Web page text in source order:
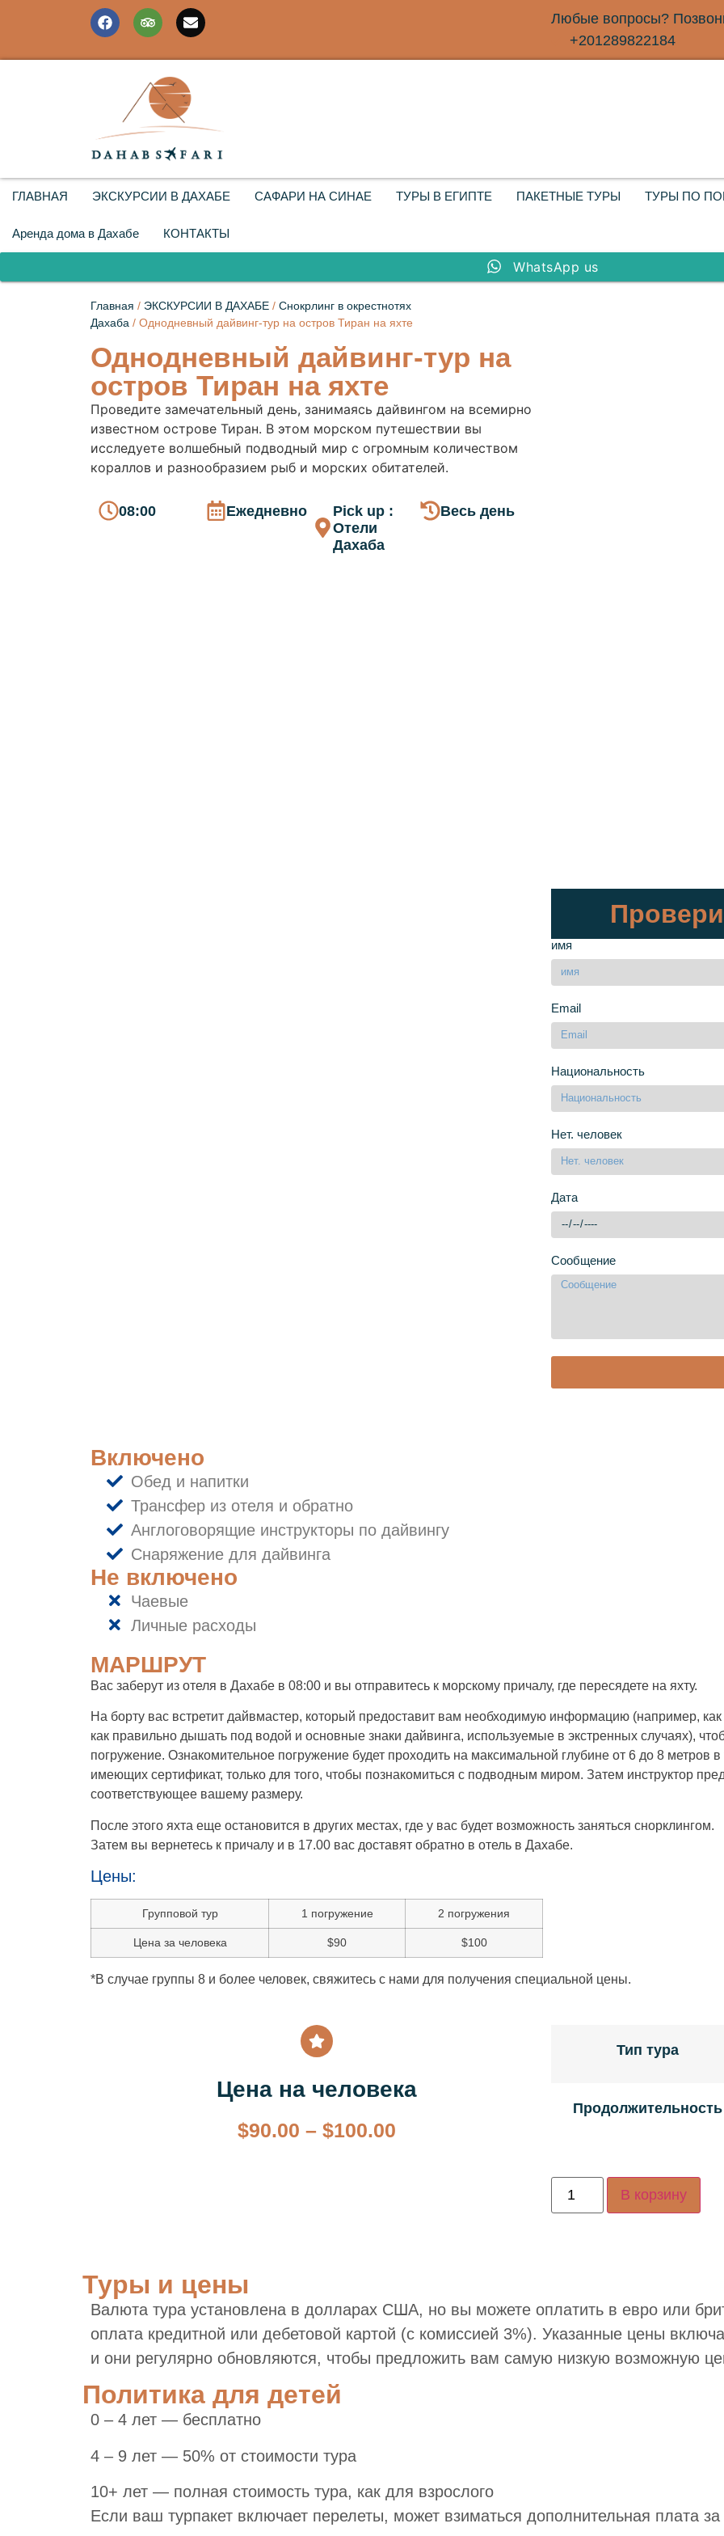
Любые вопросы?
+201289822184
ГЛАВНАЯ ЭКСКУРСИИ В ДАХАБЕ САФАРИ НА СИНАЕ ТУРЫ В ЕГИПТЕ ПАКЕТНЫЕ ТУРЫ ТУРЫ ПО
Аренда дома в Дахабе КОНТАКТЫ
WhatsApp us
Главная / ЭКСКУРСИИ В ДАХАБЕ / Снокрлинг в окрестнотях
Дахаба / Однодневный дайвинг-тур на остров Тиран на яхте
Однодневный дайвинг-тур на
остров Тиран на яхте
Проведите замечательный день, занимаясь дайвингом на всемирно
известном острове Тиран. В этом морском путешествии вы
исследуете волшебный подводный мир с огромным количеством
кораллов и разнообразием рыб и морских обитателей.
08:00 Ежедневно
Pick up :
Отели
Дахаба
Весь день
имя
Email
Национальность
Нет. человек
Дата
Сообщение
Включено
Обед и напитки
Трансфер из отеля и обратно
Англоговорящие инструкторы по дайвингу
Снаряжение для дайвинга
Не включено
Чаевые
Личные расходы
МАРШРУТ
Вас заберут из отеля в Дахабе в 08:00 и вы отправитесь к морскому причалу, где пересядете на яхту.
На борту вас встретит дайвмастер, который предоставит вам необходимую информацию (например,
как правильно дышать под водой и основные знаки дайвинга, используемые в экстренных случаях),
погружение. Ознакомительное погружение будет проходить на максимальной глубине от 6 до 8 метров
имеющих сертификат, только для того, чтобы познакомиться с подводным миром. Затем инструктор
соответствующее вашему размеру.
После этого яхта еще остановится в других местах, где у вас будет возможность заняться снорклингом.
Затем вы вернетесь к причалу и в 17.00 вас доставят обратно в отель в Дахабе.
Цены:
Групповой тур 1 погружение 2 погружения
Цена за человека $90 $100
*В случае группы 8 и более человек, свяжитесь с нами для получения специальной цены.
Цена на человека
$90.00 – $100.00
Тип тура
Продолжительность
В корзину
Туры и цены
Валюта тура установлена в долларах США, но вы можете оплатить в евро или
оплата кредитной или дебетовой картой (с комиссией 3%). Указанные цены
и они регулярно обновляются, чтобы предложить вам самую низкую возможную
Политика для детей
0 – 4 лет — бесплатно
4 – 9 лет — 50% от стоимости тура
10+ лет — полная стоимость тура, как для взрослого
Если ваш турпакет включает перелеты, может взиматься дополнительная плата за